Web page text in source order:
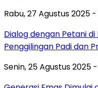
Rabu, 27 Agustus 2025 -
Dialog dengan Petani
Penggilingan Padi dan
Senin, 25 Agustus 2025 -